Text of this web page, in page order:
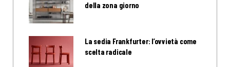
della zona giorno
La sedia Frankfurter: l’ovvietà come
scelta radicale